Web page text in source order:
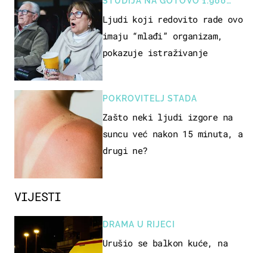
VIJESTI
DRAMA U RIJECI
Urušio se balkon kuće, na
OSOBA
Ljudi koji redovito rade ovo
imaju “mlađi” organizam,
pokazuje istraživanje
POKROVITELJ STADA
Zašto neki ljudi izgore na
suncu već nakon 15 minuta, a
drugi ne?